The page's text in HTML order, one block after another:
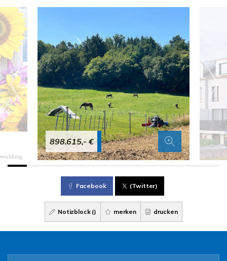
898.615,- €
Facebook (Twitter)
Notizblock () merken drucken